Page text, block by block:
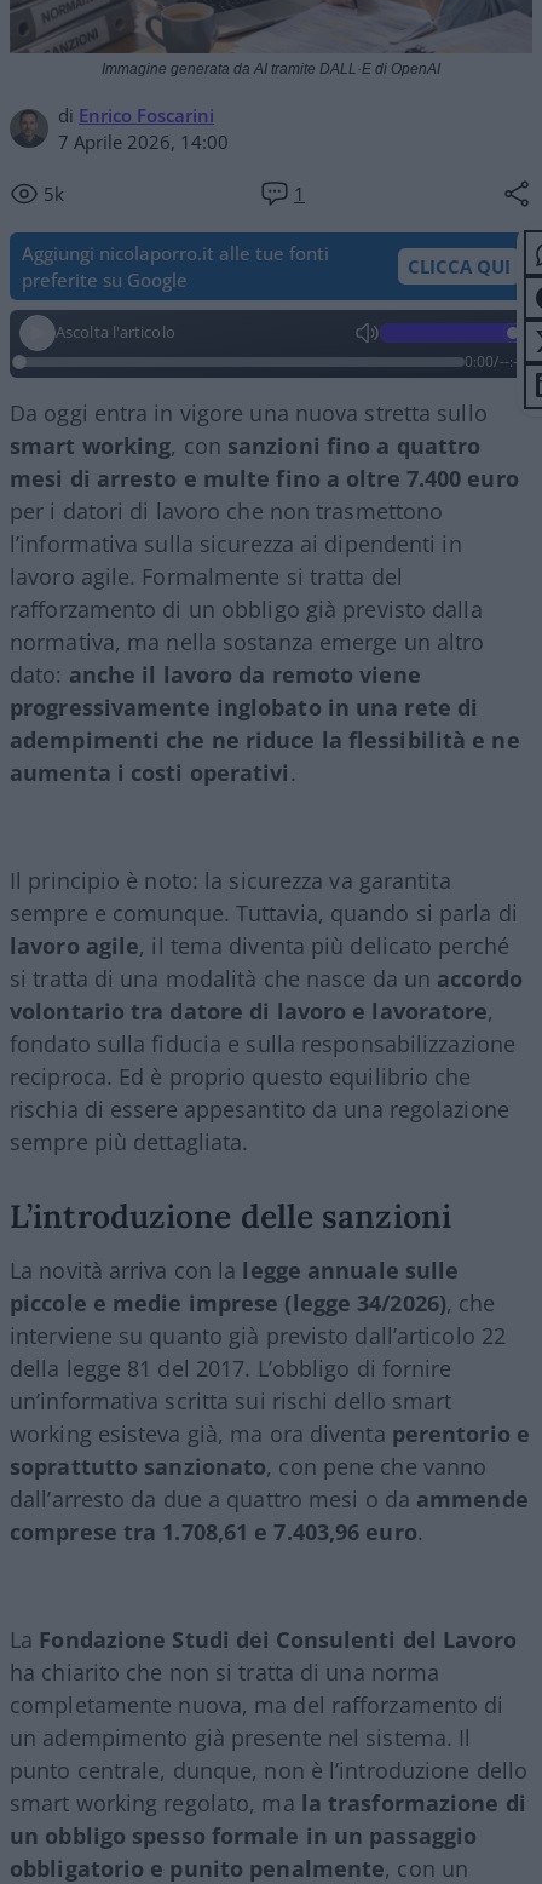
di Enrico Foscarini
7 Aprile 2026, 14:00
5k 1
Immagine generata da AI tramite DALL·E di OpenAI
Aggiungi nicolaporro.it alle tue fonti
preferite su Google
CLICCA QUI
Ascolta l'articolo
0:00/--:--
Da oggi entra in vigore una nuova stretta sullo
smart working, con sanzioni fino a quattro
mesi di arresto e multe fino a oltre 7.400 euro
per i datori di lavoro che non trasmettono
l’informativa sulla sicurezza ai dipendenti in
lavoro agile. Formalmente si tratta del
rafforzamento di un obbligo già previsto dalla
normativa, ma nella sostanza emerge un altro
dato: anche il lavoro da remoto viene
progressivamente inglobato in una rete di
adempimenti che ne riduce la flessibilità e ne
aumenta i costi operativi.
Il principio è noto: la sicurezza va garantita
sempre e comunque. Tuttavia, quando si parla di
lavoro agile, il tema diventa più delicato perché
si tratta di una modalità che nasce da un accordo
volontario tra datore di lavoro e lavoratore,
fondato sulla fiducia e sulla responsabilizzazione
reciproca. Ed è proprio questo equilibrio che
rischia di essere appesantito da una regolazione
sempre più dettagliata.
L’introduzione delle sanzioni
La novità arriva con la legge annuale sulle
piccole e medie imprese (legge 34/2026), che
interviene su quanto già previsto dall’articolo 22
della legge 81 del 2017. L’obbligo di fornire
un’informativa scritta sui rischi dello smart
working esisteva già, ma ora diventa perentorio e
soprattutto sanzionato, con pene che vanno
dall’arresto da due a quattro mesi o da ammende
comprese tra 1.708,61 e 7.403,96 euro.
La Fondazione Studi dei Consulenti del Lavoro
ha chiarito che non si tratta di una norma
completamente nuova, ma del rafforzamento di
un adempimento già presente nel sistema. Il
punto centrale, dunque, non è l’introduzione dello
smart working regolato, ma la trasformazione di
un obbligo spesso formale in un passaggio
obbligatorio e punito penalmente, con un